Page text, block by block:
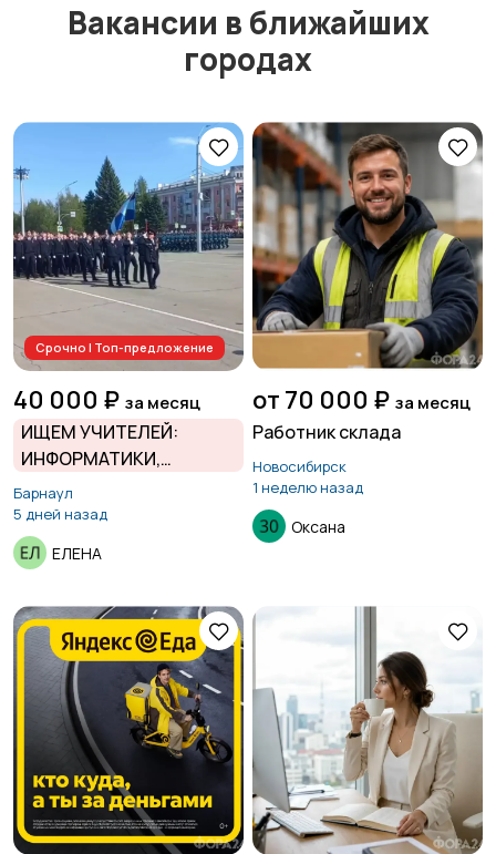
Вакансии в ближайших
городах
Срочно | Топ-предложение
40 000 ₽ за месяц
ИЩЕМ УЧИТЕЛЕЙ:
ИНФОРМАТИКИ,
ГЕОГРАФИИ,
ТЕХНОЛОГИИ
Барнаул
5 дней назад
ЕЛЕНА
от 70 000 ₽ за месяц
Работник склада
Новосибирск
1 неделю назад
Оксана